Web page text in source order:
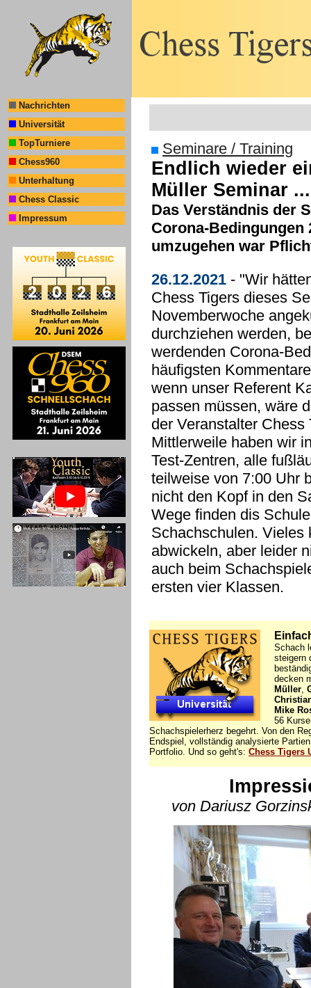
Nachrichten
Universität
TopTurniere
Chess960
Unterhaltung
Chess Classic
Impressum
Seminare / Training
Endlich wieder
Müller Seminar ...
Das Verständnis der
Corona-
umzugehen war
26.12.2021 - "Wir
Chess Tigers dieses
Novemberwoche
durchziehen werden,
werdenden Corona-
häufigsten
wenn unser Referent
passen müssen, wäre
der Veranstalter
Mittlerweile haben wir
Test-Zentren, alle
teilweise von 7:00 Uhr
nicht den Kopf in den
Wege finden dis
Schachschulen. Vieles
abwickeln, aber leider
auch beim
ersten vier Klassen.
Schach
steigern
decken
Müller,
Mike
56
Schachspielerherz begehrt. Von den
Endspiel, vollständig analysierte
Portfolio. Und so geht's: Chess Tigers
von Dariusz